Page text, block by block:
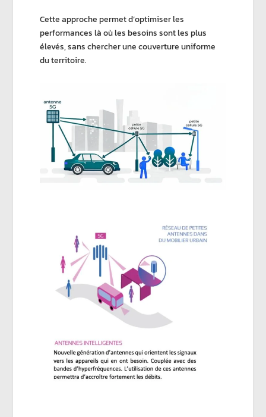
Cette approche permet d’optimiser les
performances là où les besoins sont les plus
élevés, sans chercher une couverture uniforme
du territoire.